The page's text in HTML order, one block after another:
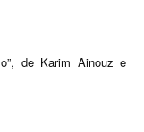
de Karim Ainouz e